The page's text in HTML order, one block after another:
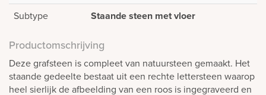
Subtype Staande steen met vloer
Productomschrijving
Deze grafsteen is compleet van natuursteen gemaakt. Het
staande gedeelte bestaat uit een rechte lettersteen waarop
heel sierlijk de afbeelding van een roos is ingegraveerd en